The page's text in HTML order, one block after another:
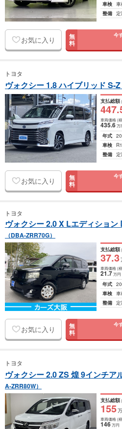
車検
整備
お気に入り 無
料
今
トヨタ
ヴォクシー 1.8 ハイブリッド S-Z
支払総額
447
車両価格(
435.6万
年式
車検
整備 定
お気に入り 無
料
今
トヨタ
ヴォクシー 2.0 X Lエディショ
（DBA-ZRR70G）
支払総額
37.3
車両価格(
21.7万円
年式
車検
整備
お気に入り 無
料
今
トヨタ
ヴォクシー 2.0 ZS 煌 9インチア
A-ZRR80W）
支払総額
155
車両価格(
146万円